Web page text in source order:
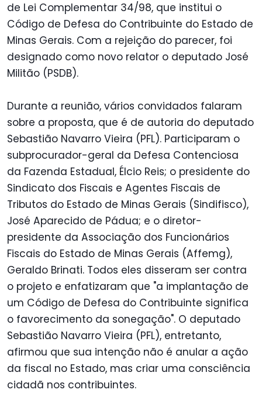
de Lei Complementar 34/98, que institui o
Código de Defesa do Contribuinte do Estado de
Minas Gerais. Com a rejeição do parecer, foi
designado como novo relator o deputado José
Militão (PSDB).
Durante a reunião, vários convidados falaram
sobre a proposta, que é de autoria do deputado
Sebastião Navarro Vieira (PFL). Participaram o
subprocurador-geral da Defesa Contenciosa
da Fazenda Estadual, Élcio Reis; o presidente do
Sindicato dos Fiscais e Agentes Fiscais de
Tributos do Estado de Minas Gerais (Sindifisco),
José Aparecido de Pádua; e o diretor-
presidente da Associação dos Funcionários
Fiscais do Estado de Minas Gerais (Affemg),
Geraldo Brinati. Todos eles disseram ser contra
o projeto e enfatizaram que "a implantação de
um Código de Defesa do Contribuinte significa
o favorecimento da sonegação". O deputado
Sebastião Navarro Vieira (PFL), entretanto,
afirmou que sua intenção não é anular a ação
da fiscal no Estado, mas criar uma consciência
cidadã nos contribuintes.